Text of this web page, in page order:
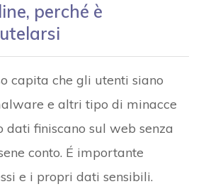
perché è
capita che gli utenti siano
e altri tipo di minacce
dati finiscano sul web senza
conto. É importante
e i propri dati sensibili.